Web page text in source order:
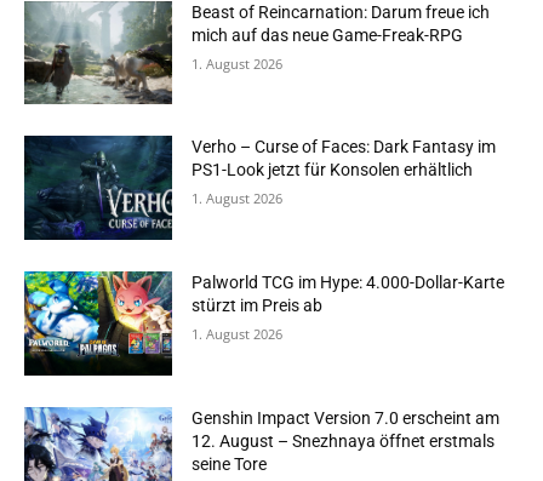
Beast of Reincarnation: Darum freue ich
mich auf das neue Game-Freak-RPG
1. August 2026
Verho – Curse of Faces: Dark Fantasy im
PS1-Look jetzt für Konsolen erhältlich
1. August 2026
Palworld TCG im Hype: 4.000-Dollar-Karte
stürzt im Preis ab
1. August 2026
Genshin Impact Version 7.0 erscheint am
12. August – Snezhnaya öffnet erstmals
seine Tore